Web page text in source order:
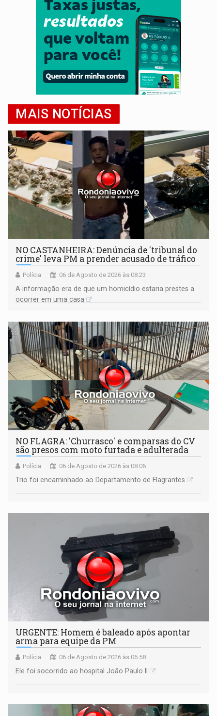
MAIS NOTÍCIAS
NO CASTANHEIRA: ​Denúncia de 'tribunal do
crime' leva PM a prender acusado de tráfico
Polícia 06 de Agosto de 2026 às 08:23
A informação era de que um homicídio estaria prestes a
ocorrer em uma casa
NO FLAGRA: 'Churrasco' e comparsas do CV
são presos com moto furtada e adulterada
Polícia 06 de Agosto de 2026 às 08:06
Trio foi encaminhado ao Departamento de Flagrantes
URGENTE: Homem é baleado após apontar
arma para equipe da PM
Polícia 06 de Agosto de 2026 às 06:58
Ele foi socorrido ao hospital João Paulo II